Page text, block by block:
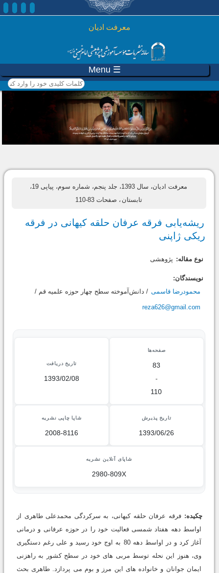
رفتن به محتوای اصلی
معرفت ادیان
☰ Menu
کلمات کلیدی خود را وارد
کنید
معرفت ادیان، سال 1393، جلد پنجم، شماره سوم، پیاپی 19،
تابستان ، صفحات 83-110
ریشه‌یابی فرقه عرفان حلقه کیهانی در فرقه
ریکی ژاپنی
نوع مقاله: پژوهشی
نویسندگان:
محمودرضا قاسمی / دانش‌آموخته سطح چهار حوزه علميه قم /
reza626@gmail.com
صفحه‌ها
83
-
110
تاریخ دریافت
1393/02/08
تاریخ پذیرش
1393/06/26
شاپا چاپی نشریه
2008-8116
شاپای آنلاین نشریه
2980-809X
چکیده: فرقه عرفان حلقه کیهانی، به سرکردگی محمدعلی طاهری از
اواسط دهه هفتاد شمسی فعالیت خود را در حوزه عرفانی و درمانی
آغاز کرد و در اواسط دهه 80 به اوج خود رسید و علی رغم دستگیری
وی، هنوز این نحله توسط مربی های خود در سطح کشور به راهزنی
ایمان جوانان و خانواده های این مرز و بوم می پردازد. طاهری بحث